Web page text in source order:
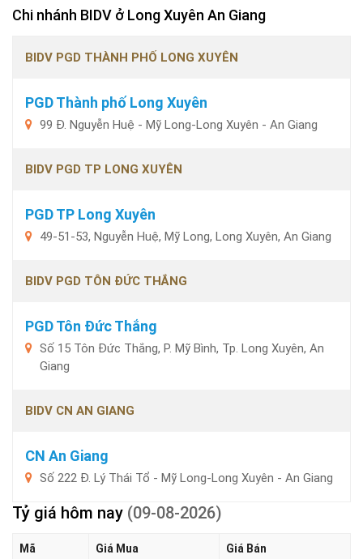
Chi nhánh BIDV ở Long Xuyên An Giang
BIDV PGD THÀNH PHỐ LONG XUYÊN
PGD Thành phố Long Xuyên
99 Đ. Nguyễn Huệ - Mỹ Long-Long Xuyên - An Giang
BIDV PGD TP LONG XUYÊN
PGD TP Long Xuyên
49-51-53, Nguyễn Huệ, Mỹ Long, Long Xuyên, An Giang
BIDV PGD TÔN ĐỨC THẮNG
PGD Tôn Đức Thắng
Số 15 Tôn Đức Thắng, P. Mỹ Bình, Tp. Long Xuyên, An
Giang
BIDV CN AN GIANG
CN An Giang
Số 222 Đ. Lý Thái Tổ - Mỹ Long-Long Xuyên - An Giang
Tỷ giá hôm nay (09-08-2026)
Mã Giá Mua Giá Bán